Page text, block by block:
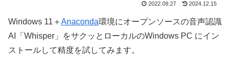
2022.09.27 2024.12.15
Windows 11＋Anaconda環境にオープンソースの音声認識
AI「Whisper」をサクッとローカルのWindows PC にイン
ストールして精度を試してみます。